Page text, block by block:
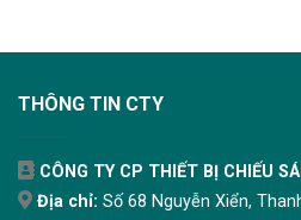
THÔNG TIN CTY
CÔNG TY CP THIẾT BỊ CHIẾU
Địa chỉ: Số 68 Nguyễn Xiển,